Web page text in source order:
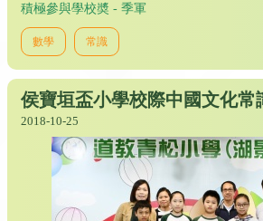
積極參與學校奬 - 季軍
數學 常識
侯寶垣盃小學校際中國文化常
2018-10-25